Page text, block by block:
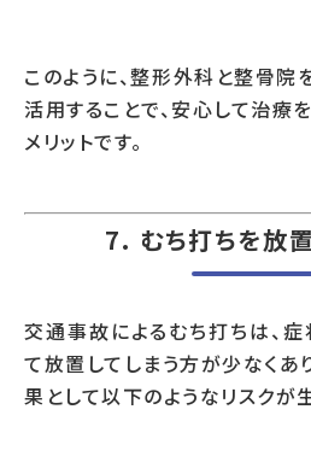
このように、整形外科と整骨院
活用することで、安心して治療
メリットです。
7. むち打ちを放
交通事故によるむち打ちは、
て放置してしまう方が少なくあ
果として以下のようなリスクが